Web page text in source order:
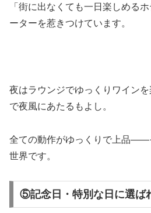
「街に出なくても一日楽しめる
ーターを惹きつけています。
夜はラウンジでゆっくりワイン
で夜風にあたるもよし。
全ての動作がゆっくりで上品――
世界です。
⑤記念日・特別な日に選ば